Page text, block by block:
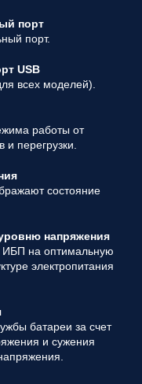
порт
порт.
USB
всех моделей).
работы от
перегрузки.
состояние
напряжения
ИБП на оптимальную
электропитания
батареи за счет
и сужения